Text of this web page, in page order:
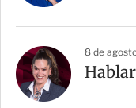
8 de